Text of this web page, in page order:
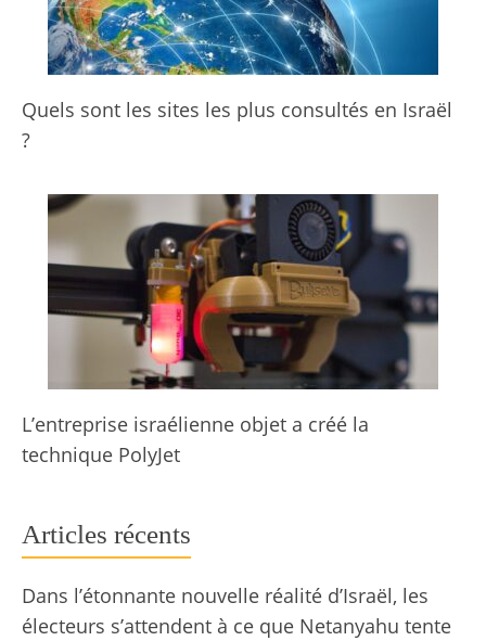
Quels sont les sites les plus consultés en Israël
?
L’entreprise israélienne objet a créé la
technique PolyJet
Articles récents
Dans l’étonnante nouvelle réalité d’Israël, les
électeurs s’attendent à ce que Netanyahu tente